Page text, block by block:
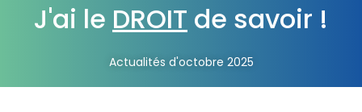
J'ai le DROIT de savoir !
Actualités d'octobre 2025